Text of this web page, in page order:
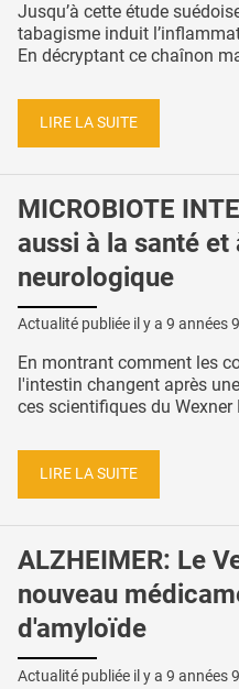
Jusqu’à cette étude
tabagisme induit
En décryptant ce chaînon
LIRE LA SUITE
MICROBIOTE
aussi à la santé
neurologique
Actualité publiée il y a 9 années
En montrant comment les
l'intestin changent après
ces scientifiques du Wexner
LIRE LA SUITE
ALZHEIMER: Le
nouveau
d'amyloïde
Actualité publiée il y a 9 années